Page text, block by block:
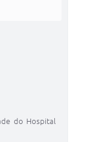
do Hospital